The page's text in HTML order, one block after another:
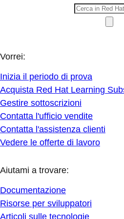
Vorrei:
Inizia il periodo di prova
Acquista Red Hat Learning
Gestire sottoscrizioni
Contatta l'ufficio vendite
Contatta l'assistenza clienti
Vedere le offerte di lavoro
Aiutami a trovare:
Documentazione
Risorse per sviluppatori
Articoli sulle tecnologie